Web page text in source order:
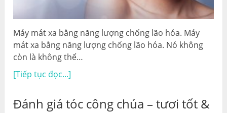
Máy mát xa bằng năng lượng chống lão hóa. Máy
mát xa bằng năng lượng chống lão hóa. Nó không
còn là không thể…
[Tiếp tục đọc...]
Đánh giá tóc công chúa – tươi tốt &